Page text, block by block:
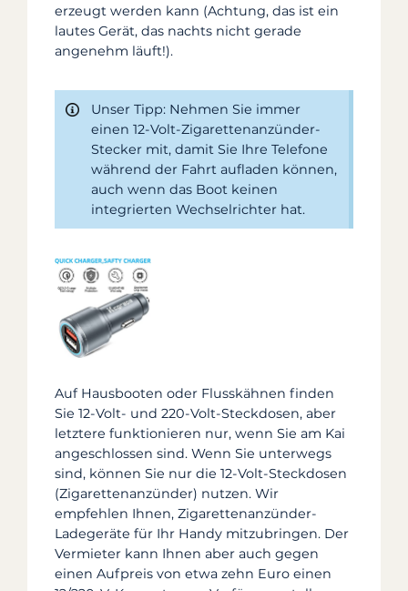
erzeugt werden kann (Achtung, das ist ein
lautes Gerät, das nachts nicht gerade
angenehm läuft!).
Unser Tipp: Nehmen Sie immer
einen 12-Volt-Zigarettenanzünder-
Stecker mit, damit Sie Ihre Telefone
während der Fahrt aufladen können,
auch wenn das Boot keinen
integrierten Wechselrichter hat.
Auf Hausbooten oder Flusskähnen finden
Sie 12-Volt- und 220-Volt-Steckdosen, aber
letztere funktionieren nur, wenn Sie am Kai
angeschlossen sind. Wenn Sie unterwegs
sind, können Sie nur die 12-Volt-Steckdosen
(Zigarettenanzünder) nutzen. Wir
empfehlen Ihnen, Zigarettenanzünder-
Ladegeräte für Ihr Handy mitzubringen. Der
Vermieter kann Ihnen aber auch gegen
einen Aufpreis von etwa zehn Euro einen